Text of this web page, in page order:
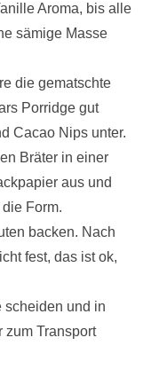
Aroma, bis alle
sämige Masse
die gematschte
Porridge gut
Cacao Nips unter.
Bräter in einer
aus und
Form.
backen. Nach
fest, das ist ok,
scheiden und in
zum Transport